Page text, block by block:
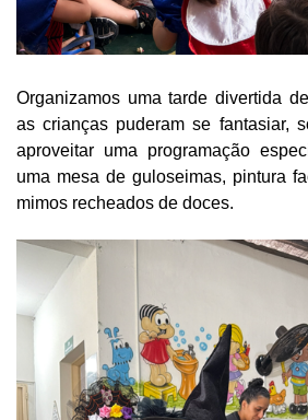
Organizamos uma tarde divertida
as crianças puderam se fantasiar,
aproveitar uma programação
uma mesa de guloseimas, pintura
mimos recheados de doces.